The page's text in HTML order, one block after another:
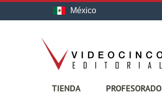
México
TIENDA PROFESORADO